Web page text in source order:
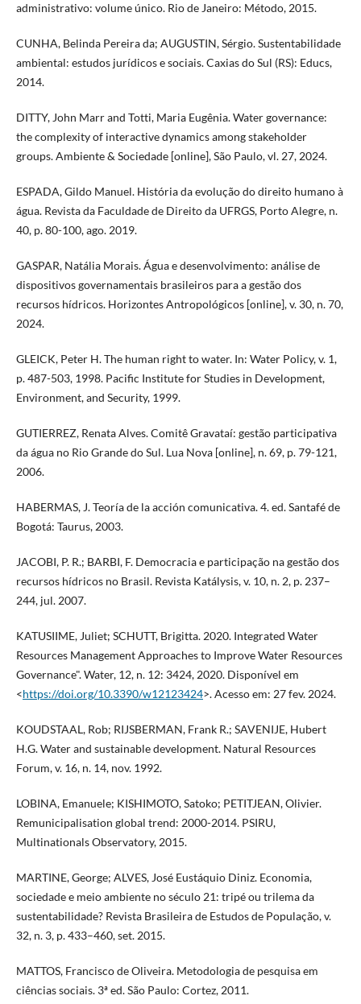
administrativo: volume único. Rio de Janeiro: Método, 2015.
CUNHA, Belinda Pereira da; AUGUSTIN, Sérgio. Sustentabilidade
ambiental: estudos jurídicos e sociais. Caxias do Sul (RS): Educs,
2014.
DITTY, John Marr and Totti, Maria Eugênia. Water governance:
the complexity of interactive dynamics among stakeholder
groups. Ambiente & Sociedade [online], São Paulo, vl. 27, 2024.
ESPADA, Gildo Manuel. História da evolução do direito humano à
água. Revista da Faculdade de Direito da UFRGS, Porto Alegre, n.
40, p. 80-100, ago. 2019.
GASPAR, Natália Morais. Água e desenvolvimento: análise de
dispositivos governamentais brasileiros para a gestão dos
recursos hídricos. Horizontes Antropológicos [online], v. 30, n. 70,
2024.
GLEICK, Peter H. The human right to water. In: Water Policy, v. 1,
p. 487-503, 1998. Pacific Institute for Studies in Development,
Environment, and Security, 1999.
GUTIERREZ, Renata Alves. Comitê Gravataí: gestão participativa
da água no Rio Grande do Sul. Lua Nova [online], n. 69, p. 79-121,
2006.
HABERMAS, J. Teoría de la acción comunicativa. 4. ed. Santafé de
Bogotá: Taurus, 2003.
JACOBI, P. R.; BARBI, F. Democracia e participação na gestão dos
recursos hídricos no Brasil. Revista Katálysis, v. 10, n. 2, p. 237–
244, jul. 2007.
KATUSIIME, Juliet; SCHUTT, Brigitta. 2020. Integrated Water
Resources Management Approaches to Improve Water Resources
Governance". Water, 12, n. 12: 3424, 2020. Disponível em
<https://doi.org/10.3390/w12123424>. Acesso em: 27 fev. 2024.
KOUDSTAAL, Rob; RIJSBERMAN, Frank R.; SAVENIJE, Hubert
H.G. Water and sustainable development. Natural Resources
Forum, v. 16, n. 14, nov. 1992.
LOBINA, Emanuele; KISHIMOTO, Satoko; PETITJEAN, Olivier.
Remunicipalisation global trend: 2000-2014. PSIRU,
Multinationals Observatory, 2015.
MARTINE, George; ALVES, José Eustáquio Diniz. Economia,
sociedade e meio ambiente no século 21: tripé ou trilema da
sustentabilidade? Revista Brasileira de Estudos de População, v.
32, n. 3, p. 433–460, set. 2015.
MATTOS, Francisco de Oliveira. Metodologia de pesquisa em
ciências sociais. 3ª ed. São Paulo: Cortez, 2011.